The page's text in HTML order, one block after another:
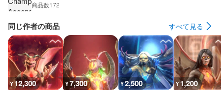
商品数172
同じ作者の商品 すべて見る
¥12,300 ¥7,300 ¥2,500 ¥1,200